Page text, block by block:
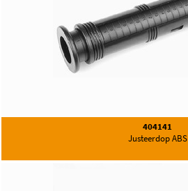
404141
Justeerdop ABS